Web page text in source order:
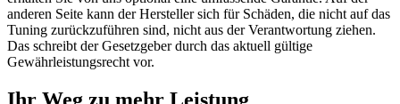
anderen Seite kann der Hersteller sich für Schäden, die nicht auf das
Tuning zurückzuführen sind, nicht aus der Verantwortung ziehen.
Das schreibt der Gesetzgeber durch das aktuell gültige
Gewährleistungsrecht vor.
Ihr Weg zu mehr Leistung